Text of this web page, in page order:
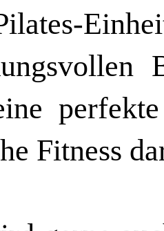
Fitness